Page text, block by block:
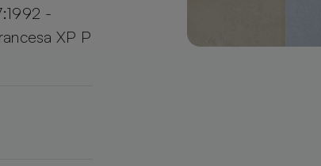
-
XP P